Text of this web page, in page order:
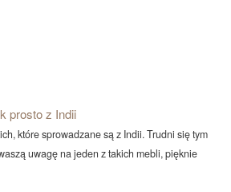
prosto z Indii
które sprowadzane są z Indii. Trudni się tym
uwagę na jeden z takich mebli, pięknie